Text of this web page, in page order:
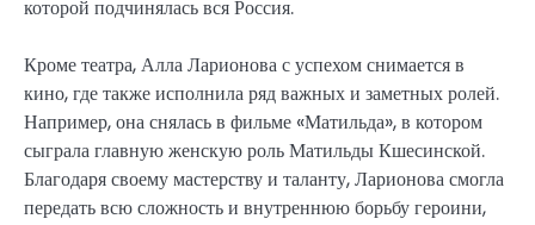
которой подчинялась вся Россия.
Кроме театра, Алла Ларионова с успехом снимается в
кино, где также исполнила ряд важных и заметных ролей.
Например, она снялась в фильме «Матильда», в котором
сыграла главную женскую роль Матильды Кшесинской.
Благодаря своему мастерству и таланту, Ларионова смогла
передать всю сложность и внутреннюю борьбу героини,